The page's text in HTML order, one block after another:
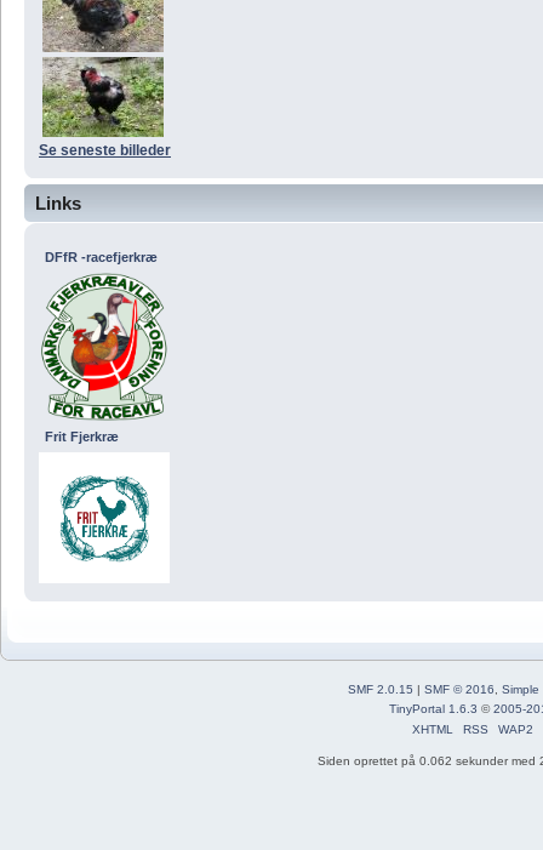
Se seneste billeder
Links
DFfR -racefjerkræ
Frit Fjerkræ
SMF 2.0.15 | SMF © 2016, Simple
TinyPortal 1.6.3 ©2005-
XHTML
RSS WAP2
Siden oprettet på 0.062 sekunder med